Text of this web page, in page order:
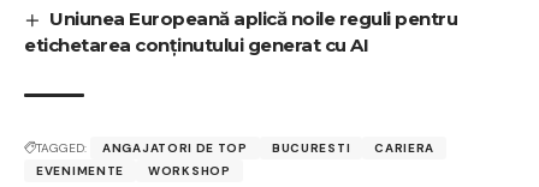
Uniunea Europeană aplică noile reguli pentru
etichetarea conținutului generat cu AI
TAGGED: ANGAJATORI DE TOP BUCURESTI
CARIERA
EVENIMENTE
WORKSHOP